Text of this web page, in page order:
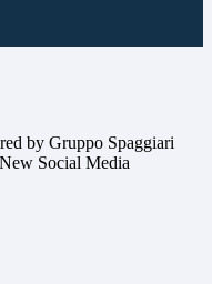
by Gruppo Spaggiari
Social Media